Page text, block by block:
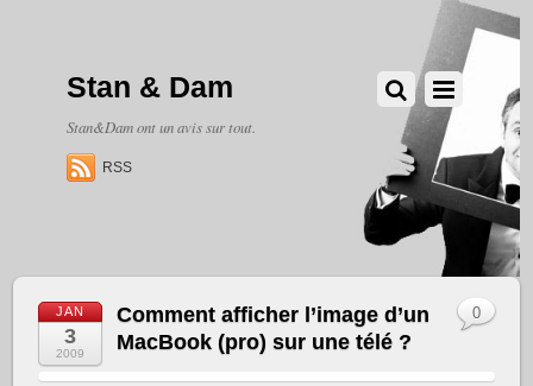
Stan & Dam
Stan&Dam ont un avis sur tout.
RSS
JAN
3
2009
Comment afficher l’image d’un
MacBook (pro) sur une télé ?
0